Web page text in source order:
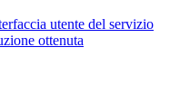
utente del servizio
ottenuta